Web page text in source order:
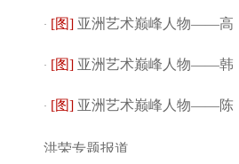
广华专题报道
· [图] 亚洲艺术巅峰人物——高
月塘专题报道
· [图] 亚洲艺术巅峰人物——韩
明专题报道
· [图] 亚洲艺术巅峰人物——陈
洪荣专题报道